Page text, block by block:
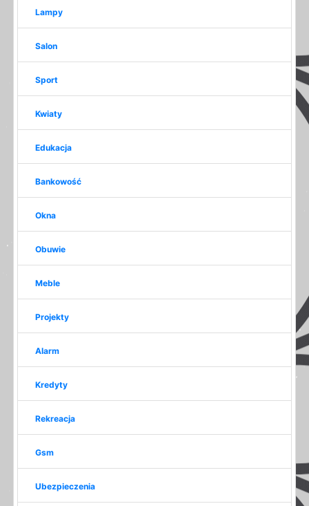
Lampy
Salon
Sport
Kwiaty
Edukacja
Bankowość
Okna
Obuwie
Meble
Projekty
Alarm
Kredyty
Rekreacja
Gsm
Ubezpieczenia